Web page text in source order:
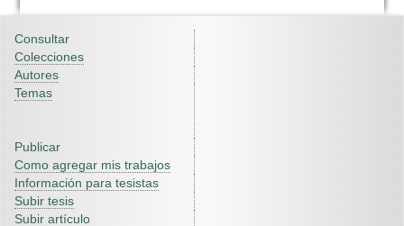
Consultar
Colecciones
Autores
Temas
Publicar
Como agregar mis trabajos
Información para tesistas
Subir tesis
Subir artículo